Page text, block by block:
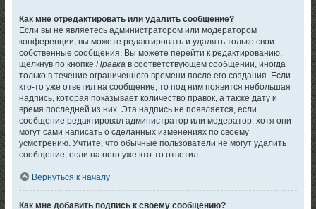
Как мне отредактировать или удалить сообщение?
Если вы не являетесь администратором или модератором
конференции, вы можете редактировать и удалять только свои
собственные сообщения. Вы можете перейти к редактированию,
щёлкнув по кнопкеПравка в соответствующем сообщении, иногда
только в течение ограниченного времени после его создания. Если
кто-то уже ответил на сообщение, то под ним появится небольшая
надпись, которая показывает количество правок, а также дату и
время последней из них. Эта надпись не появляется, если
сообщение редактировал администратор или модератор, хотя они
могут сами написать о сделанных изменениях по своему
усмотрению. Учтите, что обычные пользователи не могут удалить
сообщение, если на него уже кто-то ответил.
Вернуться к началу
Как мне добавить подпись к своему сообщению?